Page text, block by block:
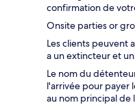
confirmation de
Onsite parties or
Les clients peuvent
a un extincteur et
Le nom du
l'arrivée pour payer
au nom principal de